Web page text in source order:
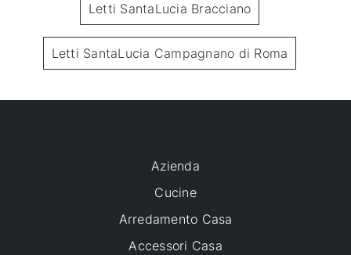
Letti SantaLucia Bracciano
Letti SantaLucia Campagnano di Roma
Azienda
Cucine
Arredamento Casa
Accessori Casa